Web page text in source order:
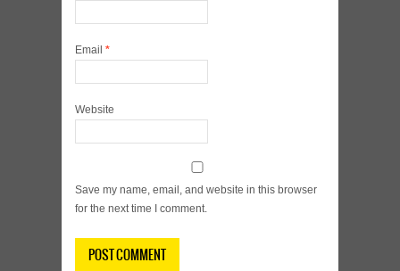
Email *
Website
Save my name, email, and website in this browser
for the next time I comment.